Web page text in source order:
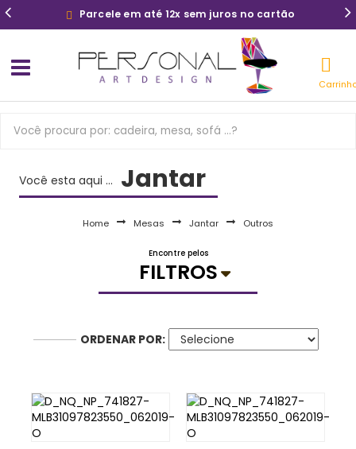
Parcele em até 12x sem juros no cartão
Você esta aqui ... Jantar
Home Mesas Jantar Outros
Encontre pelos
FILTROS
ORDENAR POR: